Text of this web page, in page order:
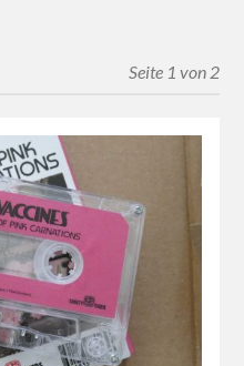
Seite 1 von 2